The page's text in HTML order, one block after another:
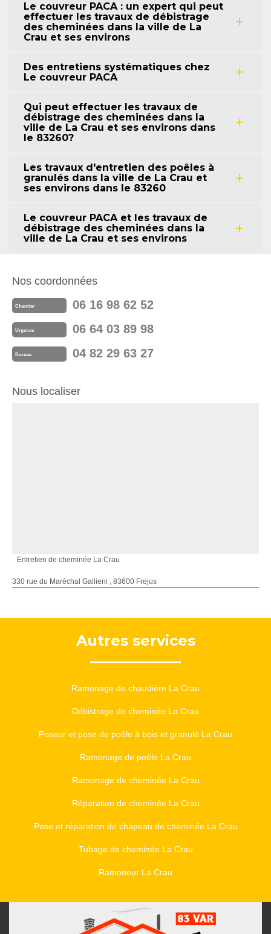
Le couvreur PACA : un expert qui peut
effectuer les travaux de débistrage
des cheminées dans la ville de La
Crau et ses environs
Des entretiens systématiques chez
Le couvreur PACA
Qui peut effectuer les travaux de
débistrage des cheminées dans la
ville de La Crau et ses environs dans
le 83260?
Les travaux d'entretien des poêles à
granulés dans la ville de La Crau et
ses environs dans le 83260
Le couvreur PACA et les travaux de
débistrage des cheminées dans la
ville de La Crau et ses environs
Nos coordonnées
Chantier 06 16 98 62 52
Urgence 06 64 03 89 98
Bureau 04 82 29 63 27
Nous localiser
Entretien de cheminée La Crau
330 rue du Maréchal Gallieni , 83600 Frejus
Autres services
Ramonage de chaudière La Crau
Débistrage de cheminée La Crau
Poseur et pose de poêle à bois et granulé La Crau
Ramonage de poêle La Crau
Ramonage de cheminée La Crau
Réparation de cheminée La Crau
Pose et réparation de chapeau de cheminée La Crau
Tubage de cheminée La Crau
Ramoneur La Crau